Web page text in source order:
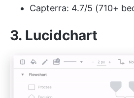
Capterra: 4.7/5 (710+
3. Lucidchart